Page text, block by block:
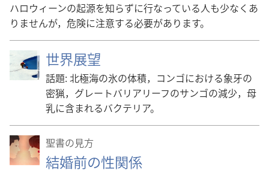
ハロウィーンの起源を知らずに行なっている人も少なくあ
りませんが，危険に注意する必要があります。
世界展望
話題: 北極海の氷の体積，コンゴにおける象牙の
密猟，グレートバリアリーフのサンゴの減少，母
乳に含まれるバクテリア。
聖書の見方
結婚前の性関係